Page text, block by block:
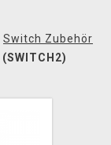
Switch Zubehör